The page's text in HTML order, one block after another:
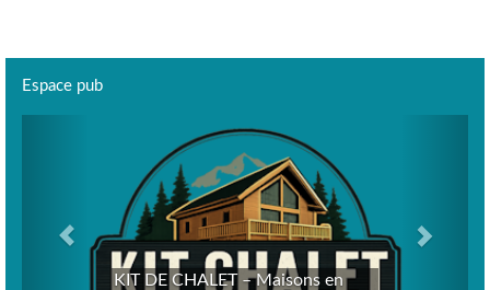
Espace pub
KIT DE CHALET – Maisons en